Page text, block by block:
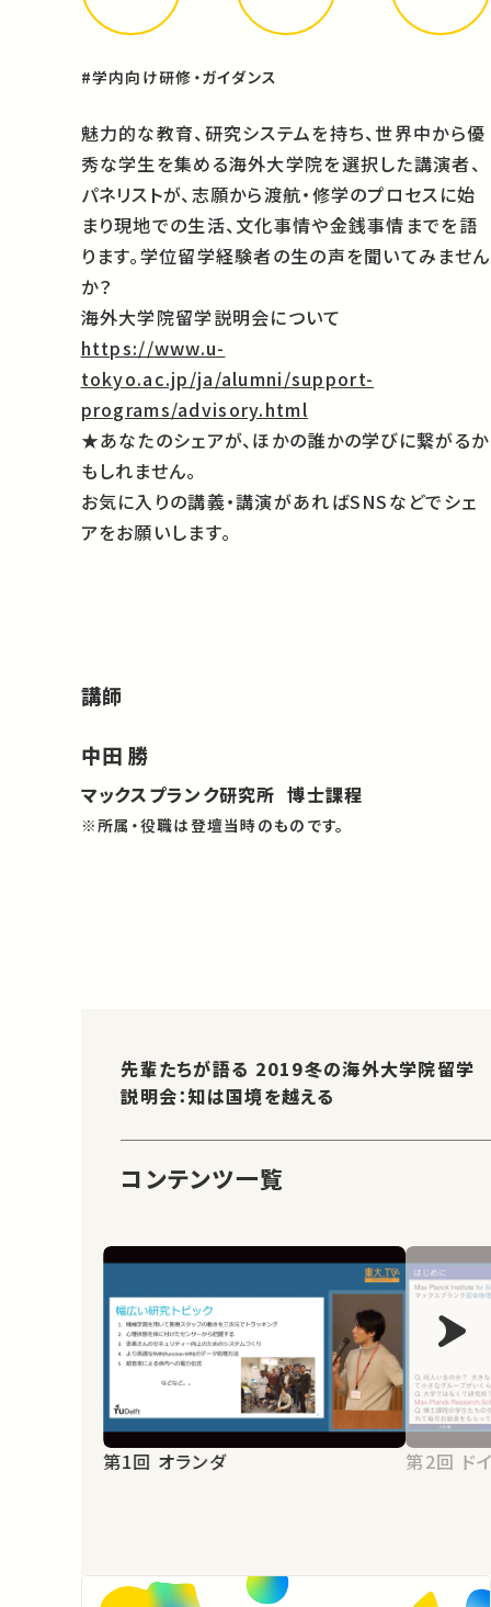
#学内向け研修・ガイダンス
魅力的な教育、研究システムを持ち、世界中から優
秀な学生を集める海外大学院を選択した講演者、
パネリストが、志願から渡航・修学のプロセスに始
まり現地での生活、文化事情や金銭事情までを語
ります。学位留学経験者の生の声を聞いてみません
か？
海外大学院留学説明会について
https://www.u-
tokyo.ac.jp/ja/alumni/support-
programs/advisory.html
★あなたのシェアが、ほかの誰かの学びに繋がるか
もしれません。
お気に入りの講義・講演があればSNSなどでシェ
アをお願いします。
講師
中田 勝
マックスプランク研究所 博士課程
※所属・役職は登壇当時のものです。
先輩たちが語る 2019冬の海外大学院留学
説明会：知は国境を越える
コンテンツ一覧
第1回 オランダ 第2回